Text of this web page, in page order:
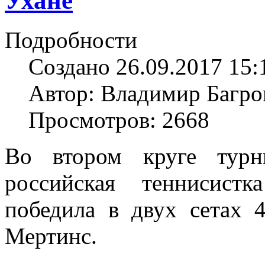
Подробности
Создано 26.09.2017
Автор: Владимир
Просмотров: 2668
Во втором круге
российская
победила в двух сетах
Мертинс.